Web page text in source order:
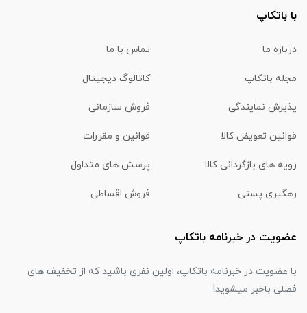
با باتکاپ
درباره ما تماس با ما
مجله باتکاپ کاتالوگ دیجیتال
پذیرش نمایندگی فروش سازمانی
قوانین تعویض کالا قوانین و مقررات
رویه های بازگردانی کالا پرسش های متداول
رهگیری پستی فروش اقساطی
عضویت در خبرنامه باتکاپ
با عضویت در خبرنامه باتکاپ، اولین نفری باشید که از تخفیف های
فصلی باخبر میشوید!